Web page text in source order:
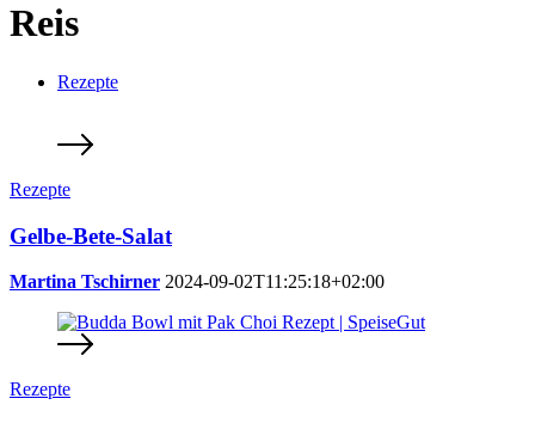
Reis
Rezepte
Rezepte
Gelbe-Bete-Salat
Martina Tschirner 2024-09-02T11:25:18+02:00
Rezepte